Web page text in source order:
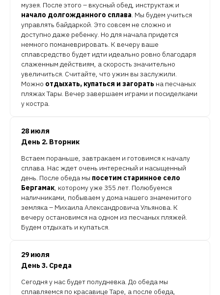
музея. После этого – вкусный обед, инструктаж и
начало долгожданного сплава. Мы будем учиться
управлять байдаркой. Это совсем не сложно и
доступно даже ребенку. Но для начала придется
немного поманеврировать. К вечеру ваше
сплавсредство будет идти идеально ровно благодаря
слаженным действиям, а скорость значительно
увеличиться. Считайте, что ужин вы заслужили.
Можно отдыхать, купаться и загорать на песчаных
пляжах Тары. Вечер завершаем играми и посиделками
у костра.
28 июля
День 2. Вторник
Встаем пораньше, завтракаем и готовимся к началу
сплава. Нас ждет очень интересный и насыщенный
день. После обеда мы посетим старинное село
Бергамак, которому уже 355 лет. Полюбуемся
наличниками, побываем у дома нашего знаменитого
земляка – Михаила Александровича Ульянова. К
вечеру остановимся на одном из песчаных пляжей.
Будем отдыхать и купаться.
29 июля
День 3. Среда
Сегодня у нас будет полудневка. До обеда мы
сплавляемся по красавице Таре, а после обеда,